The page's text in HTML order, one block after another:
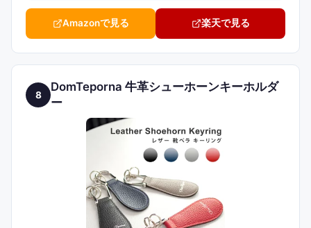
Amazonで見る 楽天で見る
8
DomTeporna 牛革シューホーンキーホルダ
ー